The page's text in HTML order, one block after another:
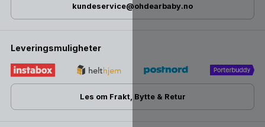
kundeservice@ohdearbaby.no
Leveringsmuligheter
Les om Frakt, Bytte & Retur